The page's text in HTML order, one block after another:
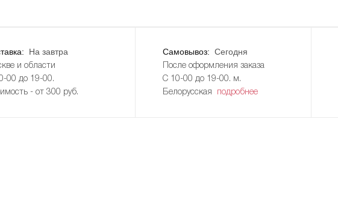
На завтра
и области
00 до 19-00.
- от 300 руб.
Самовывоз: Сегодня
После оформления заказа
С 10-00 до 19-00. м.
Белорусская
подробнее